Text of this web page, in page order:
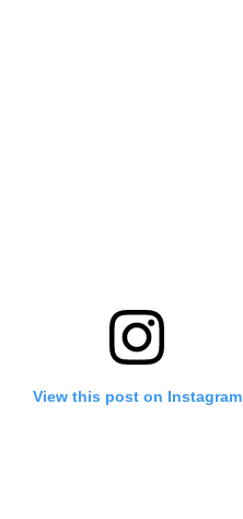
View this post on Instagram